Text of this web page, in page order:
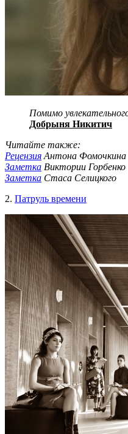
Помимо
Добрыня Никитич
Читайте также:
РецензияАнтона Фомочкина
Заметка Виктории Горбенко
Заметка Стаса Селицкого
2. Патруль времени